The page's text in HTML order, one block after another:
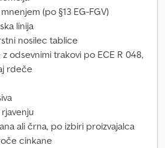
(po §13 EG-FGV)
linija
nosilec tablice
odsevnimi trakovi po ECE R 048,
rdeče
ali črna, po izbiri proizvajalca
cinkane